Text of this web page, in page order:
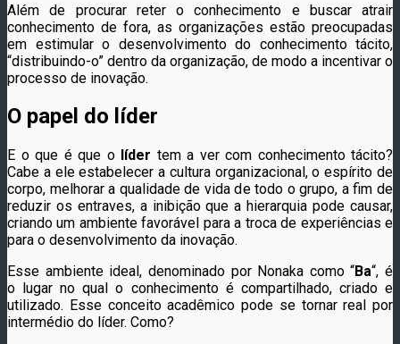
Além de procurar reter o conhecimento e buscar atrair
conhecimento de fora, as organizações estão preocupadas
em estimular o desenvolvimento do conhecimento tácito,
“distribuindo-o” dentro da organização, de modo a incentivar o
processo de inovação.
O papel do líder
E o que é que o líder tem a ver com conhecimento tácito?
Cabe a ele estabelecer a cultura organizacional, o espírito de
corpo, melhorar a qualidade de vida de todo o grupo, a fim de
reduzir os entraves, a inibição que a hierarquia pode causar,
criando um ambiente favorável para a troca de experiências e
para o desenvolvimento da inovação.
Esse ambiente ideal, denominado por Nonaka como “Ba“, é
o lugar no qual o conhecimento é compartilhado, criado e
utilizado. Esse conceito acadêmico pode se tornar real por
intermédio do líder. Como?